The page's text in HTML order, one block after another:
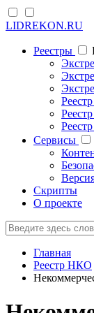
LIDREKON.RU
Реестры
Cервисы
Скрипты
О проекте
Главная
Реестр НКО